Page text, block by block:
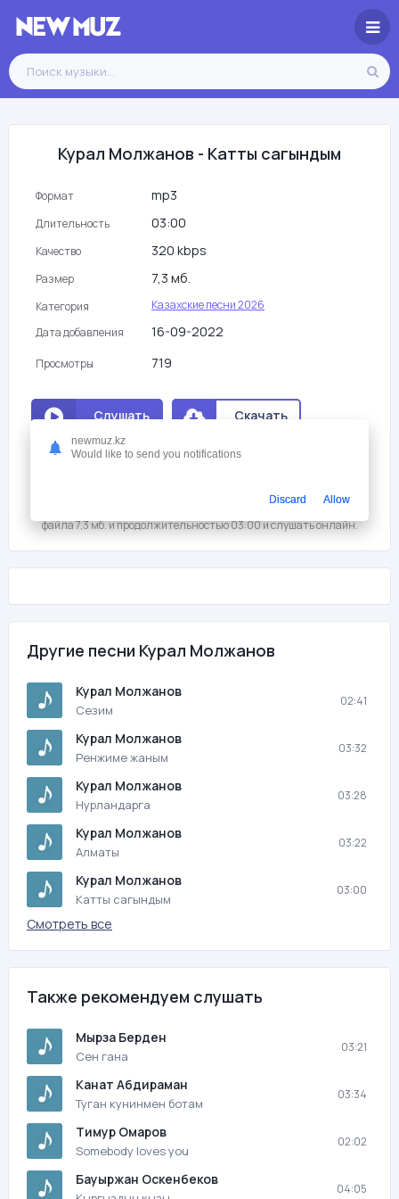
Курал Молжанов - Катты сагындым
Формат mp3
Длительность 03:00
Качество 320 kbps
Размер 7,3 мб.
Категория
Казахские песни 2026
Дата добавления
16-09-2022
Просмотры 719
Слушать Скачать
Мне нравится 0
На этой странице вы можете скачать песню бесплатно Курал
файла 7,3 мб. и продолжительностью 03:00 и слушать онлайн.
Другие песни Курал Молжанов
Курал Молжанов
Сезим
02:41
Курал Молжанов
Ренжиме жаным
03:32
Курал Молжанов
Нурландарга
03:28
Курал Молжанов
Алматы
03:22
Курал Молжанов
Катты сагындым
03:00
Смотреть все
Также рекомендуем слушать
Мырза Берден
Сен гана
03:21
Канат Абдираман
Туган кунинмен ботам
03:34
Тимур Омаров
Somebody loves you
02:02
Бауыржан Оскенбеков
04:05
newmuz.kz
Would like to send you notifications
Discard Allow